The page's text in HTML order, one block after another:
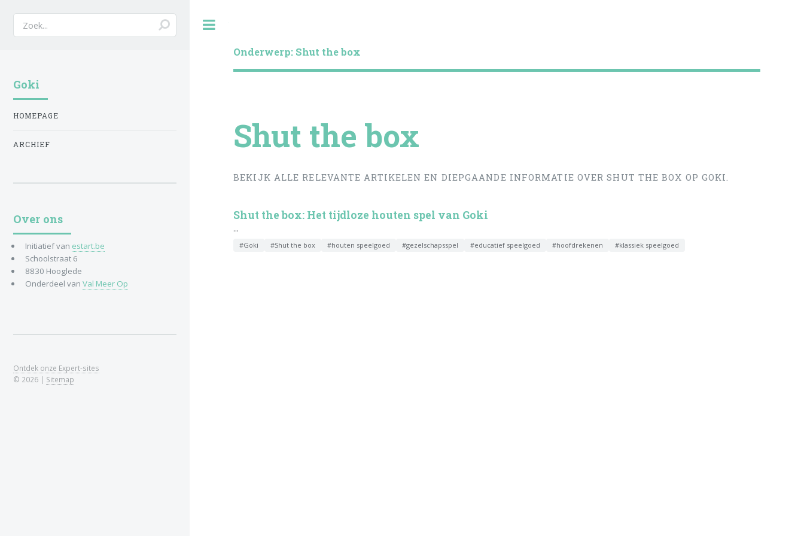
Onderwerp: Shut the box
Shut the box
BEKIJK ALLE RELEVANTE ARTIKELEN EN DIEPGAANDE INFORMATIE OVER SHUT THE BOX OP GOKI.
Shut the box: Het tijdloze houten spel van Goki
...
#Goki #Shut the box #houten speelgoed #gezelschapsspel #educatief speelgoed #hoofdrekenen #klassiek speelgoed
Goki
HOMEPAGE
ARCHIEF
Over ons
Initiatief van estart.be
Schoolstraat 6
8830 Hooglede
Onderdeel van Val Meer Op
Ontdek onze Expert-sites
© 2026 | Sitemap